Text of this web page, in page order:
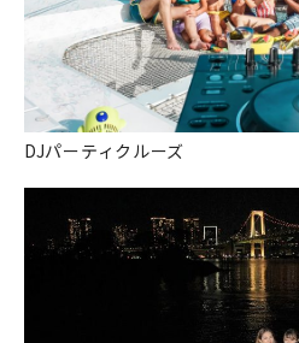
DJパーティクルーズ